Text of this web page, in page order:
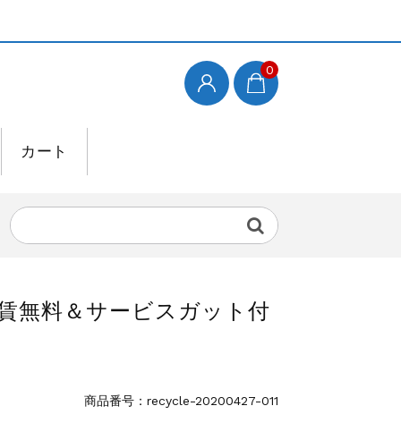
0
カート
料＆サービスガット付
商品番号：recycle-20200427-011